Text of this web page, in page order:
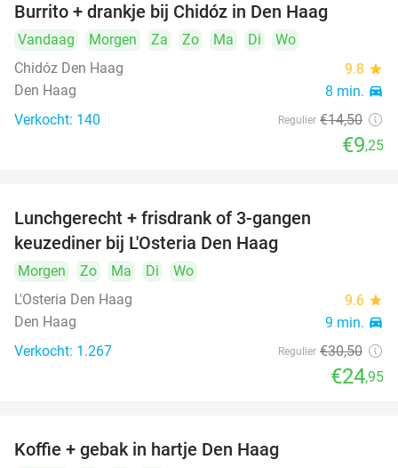
Burrito + drankje bij Chidóz in Den Haag
Vandaag Morgen Za Zo Ma Di
Wo
Chidóz Den Haag
9.8 star
Den Haag 8 min. directions_car
Verkocht: 140 Regulier €14,50
€9,25
Lunchgerecht + frisdrank of 3-gangen
keuzediner bij L'Osteria Den Haag
Morgen Zo Ma Di
Wo
L'Osteria Den Haag
9.6 star
Den Haag 9 min. directions_car
Verkocht: 1.267 Regulier €30,50
€24,95
Koffie + gebak in hartje Den Haag